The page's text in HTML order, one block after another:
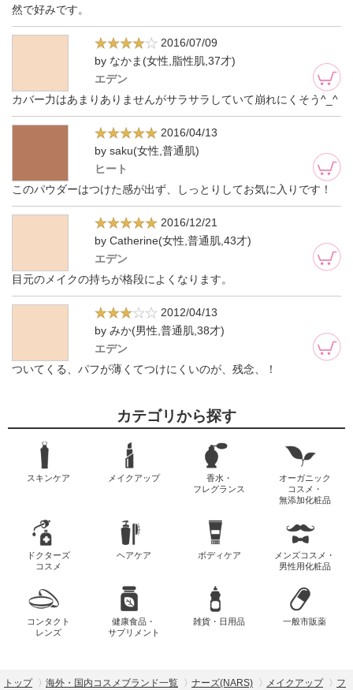
然で好みです。
2016/07/09
by なかま(女性,脂性肌,37才)
エデン
カバー力はあまりありませんがサラサラしていて崩れにくそう^_^
2016/04/13
by saku(女性,普通肌)
ヒート
このパウダーはつけた感が出ず、しっとりしてお気に入りです！
2016/12/21
by Catherine(女性,普通肌,43才)
エデン
目元のメイクの持ちが格段によくなります。
2012/04/13
by みか(男性,普通肌,38才)
エデン
ついてくる、パフが薄くてつけにくいのが、残念、！
カテゴリから探す
スキンケア メイクアップ
香水・
フレグランス
オーガニック
コスメ・
無添加化粧品
ドクターズ
コスメ
ヘアケア ボディケア
メンズコスメ・
男性用化粧品
コンタクト
レンズ
健康食品・
サプリメント
雑貨・日用品 一般市販薬
トップ 海外・国内コスメブランド一覧 ナーズ(NARS) メイクアップ フ